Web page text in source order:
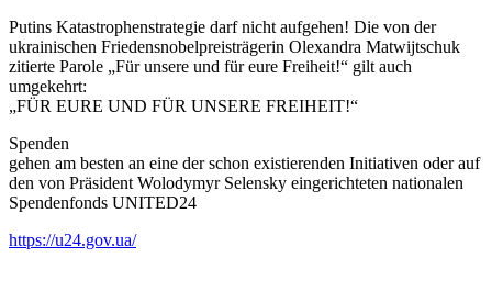
Putins Katastrophenstrategie darf nicht aufgehen! Die von der
ukrainischen Friedensnobelpreisträgerin Olexandra Matwijtschuk
zitierte Parole „Für unsere und für eure Freiheit!“ gilt auch
umgekehrt:
„FÜR EURE UND FÜR UNSERE FREIHEIT!“
Spenden
gehen am besten an eine der schon existierenden Initiativen oder auf
den von Präsident Wolodymyr Selensky eingerichteten nationalen
Spendenfonds UNITED24
https://u24.gov.ua/